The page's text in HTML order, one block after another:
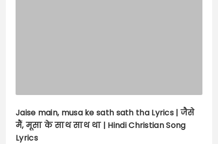
Jaise main, musa ke sath sath tha Lyrics | जैसे
मैं, मूसा के साथ साथ था | Hindi Christian Song
Lyrics